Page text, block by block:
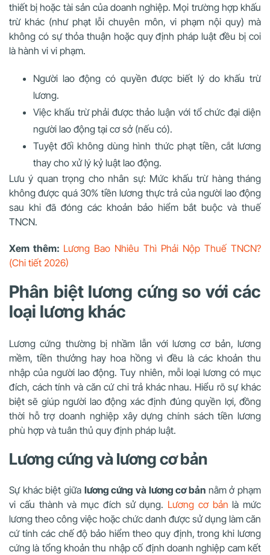
thiết bị hoặc tài sản của doanh nghiệp. Mọi trường hợp khấu
trừ khác (như phạt lỗi chuyên môn, vi phạm nội quy) mà
không có sự thỏa thuận hoặc quy định pháp luật đều bị coi
là hành vi vi phạm.
Người lao động có quyền được biết lý do khấu trừ
lương.
Việc khấu trừ phải được thảo luận với tổ chức đại diện
người lao động tại cơ sở (nếu có).
Tuyệt đối không dùng hình thức phạt tiền, cắt lương
thay cho xử lý kỷ luật lao động.
Lưu ý quan trọng cho nhân sự: Mức khấu trừ hàng tháng
không được quá 30% tiền lương thực trả của người lao động
sau khi đã đóng các khoản bảo hiểm bắt buộc và thuế
TNCN.
Xem thêm: Lương Bao Nhiêu Thì Phải Nộp Thuế TNCN?
(Chi tiết 2026)
Phân biệt lương cứng so với các
loại lương khác
Lương cứng thường bị nhầm lẫn với lương cơ bản, lương
mềm, tiền thưởng hay hoa hồng vì đều là các khoản thu
nhập của người lao động. Tuy nhiên, mỗi loại lương có mục
đích, cách tính và căn cứ chi trả khác nhau. Hiểu rõ sự khác
biệt sẽ giúp người lao động xác định đúng quyền lợi, đồng
thời hỗ trợ doanh nghiệp xây dựng chính sách tiền lương
phù hợp và tuân thủ quy định pháp luật.
Lương cứng và lương cơ bản
Sự khác biệt giữa lương cứng và lương cơ bản nằm ở phạm
vi cấu thành và mục đích sử dụng. Lương cơ bản là mức
lương theo công việc hoặc chức danh được sử dụng làm căn
cứ tính các chế độ bảo hiểm theo quy định, trong khi lương
cứng là tổng khoản thu nhập cố định doanh nghiệp cam kết